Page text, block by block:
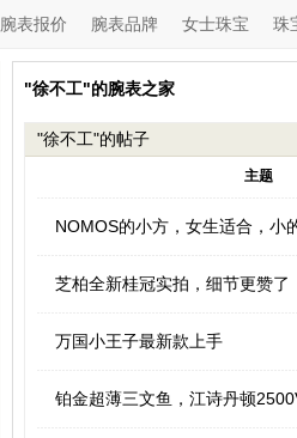
腕表报价 腕表品牌 女士珠宝 珠
"徐不工"的腕表之家
"徐不工"的帖子
主题
NOMOS的小方，女生适合，小
芝柏全新桂冠实拍，细节更赞了
万国小王子最新款上手
铂金超薄三文鱼，江诗丹顿